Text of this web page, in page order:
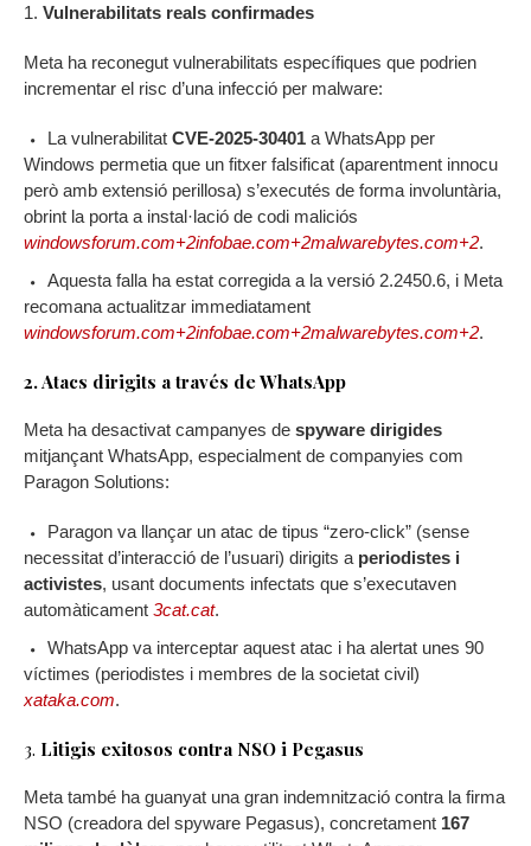
1. Vulnerabilitats reals confirmades
Meta ha reconegut vulnerabilitats específiques que podrien
incrementar el risc d’una infecció per malware:
La vulnerabilitat CVE‑2025‑30401 a WhatsApp per
Windows permetia que un fitxer falsificat (aparentment innocu
però amb extensió perillosa) s’executés de forma involuntària,
obrint la porta a instal·lació de codi maliciós
windowsforum.com+2infobae.com+2malwarebytes.com+2.
Aquesta falla ha estat corregida a la versió 2.2450.6, i Meta
recomana actualitzar immediatament
windowsforum.com+2infobae.com+2malwarebytes.com+2.
2. Atacs dirigits a través de WhatsApp
Meta ha desactivat campanyes de spyware dirigides
mitjançant WhatsApp, especialment de companyies com
Paragon Solutions:
Paragon va llançar un atac de tipus “zero-click” (sense
necessitat d’interacció de l’usuari) dirigits a periodistes i
activistes, usant documents infectats que s’executaven
automàticament 3cat.cat.
WhatsApp va interceptar aquest atac i ha alertat unes 90
víctimes (periodistes i membres de la societat civil)
xataka.com.
3. Litigis exitosos contra NSO i Pegasus
Meta també ha guanyat una gran indemnització contra la firma
NSO (creadora del spyware Pegasus), concretament 167